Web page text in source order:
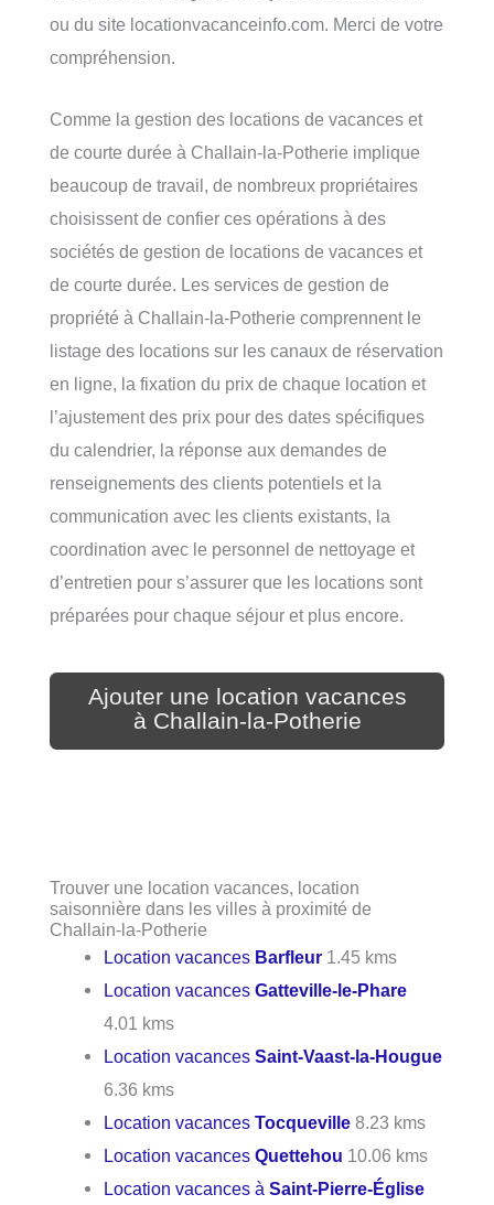
ou du site locationvacanceinfo.com. Merci de votre
compréhension.
Comme la gestion des locations de vacances et
de courte durée à Challain-la-Potherie implique
beaucoup de travail, de nombreux propriétaires
choisissent de confier ces opérations à des
sociétés de gestion de locations de vacances et
de courte durée. Les services de gestion de
propriété à Challain-la-Potherie comprennent le
listage des locations sur les canaux de réservation
en ligne, la fixation du prix de chaque location et
l’ajustement des prix pour des dates spécifiques
du calendrier, la réponse aux demandes de
renseignements des clients potentiels et la
communication avec les clients existants, la
coordination avec le personnel de nettoyage et
d’entretien pour s’assurer que les locations sont
préparées pour chaque séjour et plus encore.
Ajouter une location vacances
à Challain-la-Potherie
Trouver une location vacances, location
saisonnière dans les villes à proximité de
Challain-la-Potherie
Location vacances Barfleur 1.45 kms
Location vacancesGatteville-le-Phare
4.01 kms
Location vacancesSaint-Vaast-la-Hougue
6.36 kms
Location vacancesTocqueville 8.23 kms
Location vacancesQuettehou 10.06 kms
Location vacances àSaint-Pierre-Église